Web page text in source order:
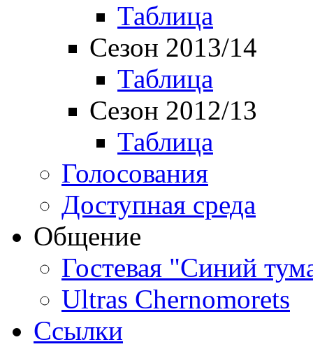
Таблица
Сезон 2013/14
Таблица
Сезон 2012/13
Таблица
Голосования
Доступная среда
Общение
Гостевая "Синий
Ultras Chernomorets
Ссылки